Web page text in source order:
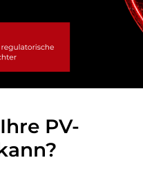
PV-